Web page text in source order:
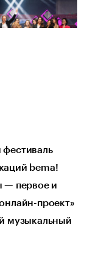
bema!
— первое и
проект»
музыкальный